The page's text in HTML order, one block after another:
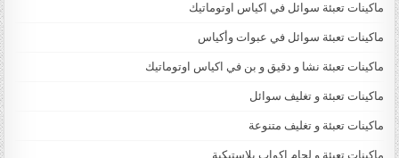
ماكينات تعبئة سوائل في اكياس اوتوماتيك
ماكينات تعبئة سوائل في عبوات وأكياس
ماكينات تعبئة نشا و دقيق و بن في اكياس اوتوماتيك
ماكينات تعبئة و تغليف سوائل
ماكينات تعبئة و تغليف متنوعة
ماكينات تعبئة و لحام اكواب بلاستيكية